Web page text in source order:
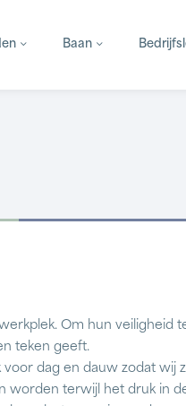
Baan
Om hun
teken geeft.
dag en dauw zodat wij
worden terwijl het druk in